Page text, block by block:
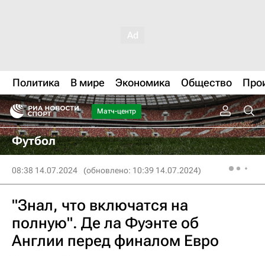
Политика В мире Экономика Общество
Матч-центр
Футбол
08:38 14.07.2024 (обновлено: 10:39 14.07.2024)
"Знал, что включатся на
полную". Де ла Фуэнте об
Англии перед финалом Евро